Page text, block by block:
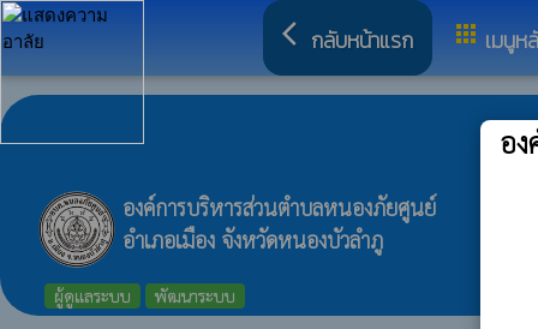
arrow_back_ios กลับหน้าแรก apps เมนูห
องค์การบริหารส่วนตำบลหนองภัยศูนย์
อำเภอเมือง จังหวัดหนองบัวลำภู
ผู้ดูแลระบบ พัฒนาระบบ
อ